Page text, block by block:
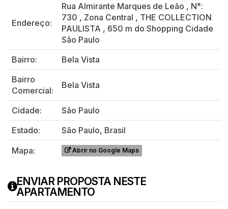
Endereço:
Rua Almirante Marques de Leão , N°:
730 , Zona Central , THE COLLECTION
PAULISTA , 650 m do Shopping Cidade
São Paulo
Bairro:
Bela Vista
Bairro
Comercial:
Bela Vista
Cidade:
São Paulo
Estado:
São Paulo, Brasil
Mapa:
Abrir no Google Maps
ENVIAR PROPOSTA NESTE
APARTAMENTO